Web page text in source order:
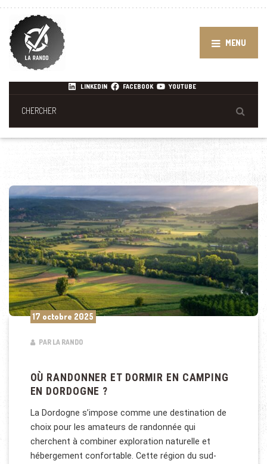
MENU
LINKEDIN FACEBOOK YOUTUBE
17 octobre 2025
PAR LA RANDO
OÙ RANDONNER ET DORMIR EN CAMPING
EN DORDOGNE ?
La Dordogne s’impose comme une destination de
choix pour les amateurs de randonnée qui
cherchent à combiner exploration naturelle et
hébergement confortable. Cette région du sud-